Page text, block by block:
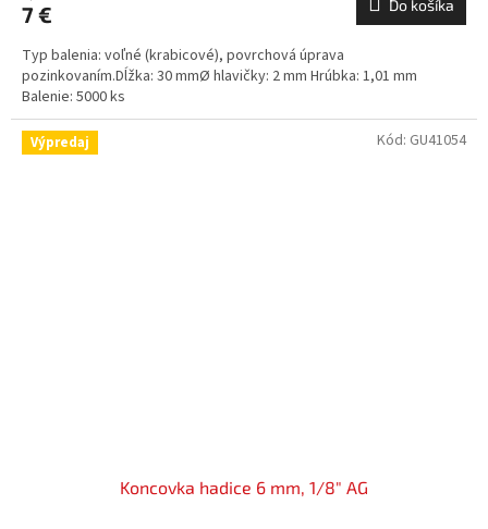
7 € Do košíka
Typ balenia: voľné (krabicové), povrchová úprava
pozinkovaním.Dĺžka: 30 mmØ hlavičky: 2 mm Hrúbka: 1,01 mm
Balenie: 5000 ks
Výpredaj
Koncovka hadice 6 mm, 1/8" AG
Kód: GU41054